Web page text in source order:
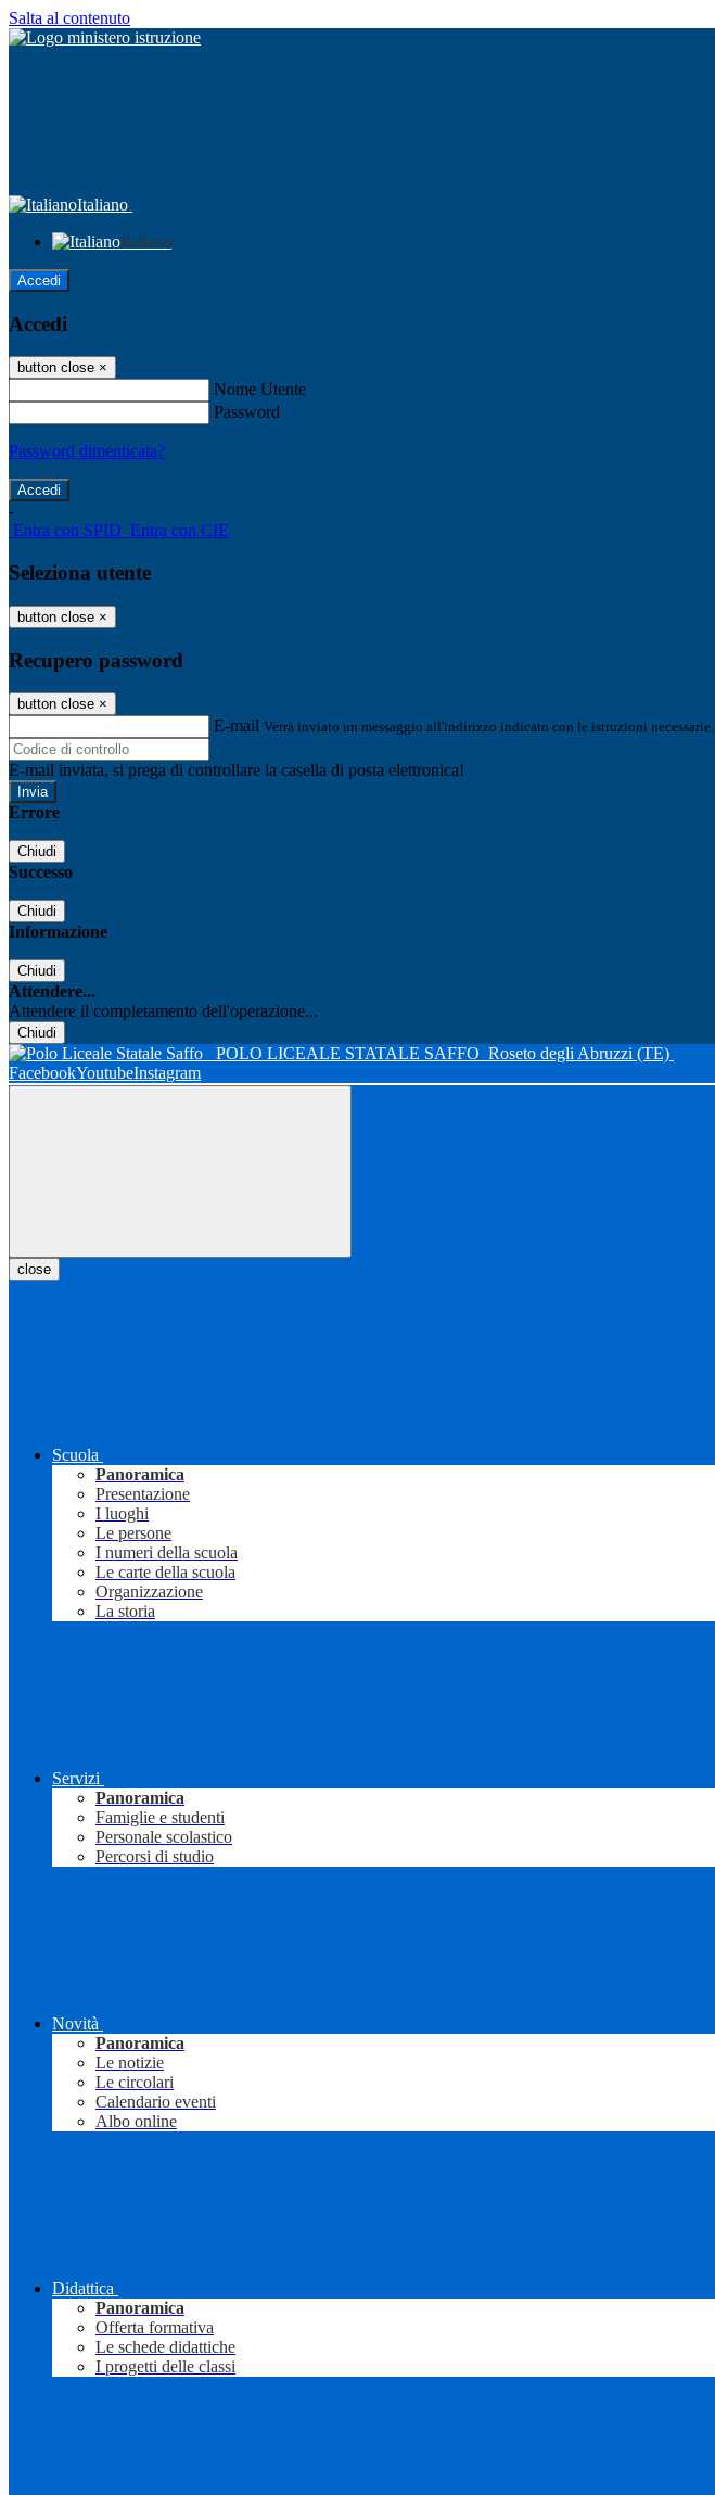
Salta al contenuto
Italiano
Italiano
Accedi
Accedi
button close ×
Nome Utente
Password
Password dimenticata?
-
Entra con SPID Entra con CIE
Seleziona utente
button close ×
Recupero password
button close ×
E-mail Verrà inviato un messaggio all'indirizzo indicato con le istruzioni necessarie.
E-mail inviata, si prega di controllare la casella di posta elettronica!
Errore
Chiudi
Successo
Chiudi
Informazione
Chiudi
Attendere...
Attendere il completamento dell'operazione...
Chiudi
POLO LICEALE STATALE SAFFO Roseto degli Abruzzi (TE)
FacebookYoutubeInstagram
close
Scuola
Panoramica
Presentazione
I luoghi
Le persone
I numeri della scuola
Le carte della scuola
Organizzazione
La storia
Servizi
Panoramica
Famiglie e studenti
Personale scolastico
Percorsi di studio
Novità
Panoramica
Le notizie
Le circolari
Calendario eventi
Albo online
Didattica
Panoramica
Offerta formativa
Le schede didattiche
I progetti delle classi